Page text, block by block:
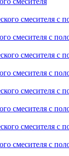
смесителя с
смесителя с
смесителя с
смесителя с